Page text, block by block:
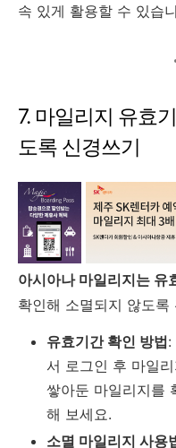
속 있게 활용할 수 있습
7. 마일리지 유효
도록 신경쓰기
아시아나 마일리지는 유
확인해 소멸되지 않도
유효기간 확인 방법:
서 로그인 후 마일
쌓아둔 마일리지를
해 보세요.
소멸 마일리지 사용